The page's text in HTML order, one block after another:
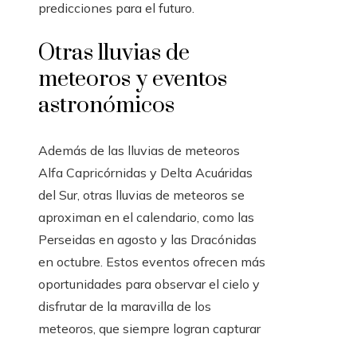
predicciones para el futuro.
Otras lluvias de
meteoros y eventos
astronómicos
Además de las lluvias de meteoros
Alfa Capricórnidas y Delta Acuáridas
del Sur, otras lluvias de meteoros se
aproximan en el calendario, como las
Perseidas en agosto y las Dracónidas
en octubre. Estos eventos ofrecen más
oportunidades para observar el cielo y
disfrutar de la maravilla de los
meteoros, que siempre logran capturar